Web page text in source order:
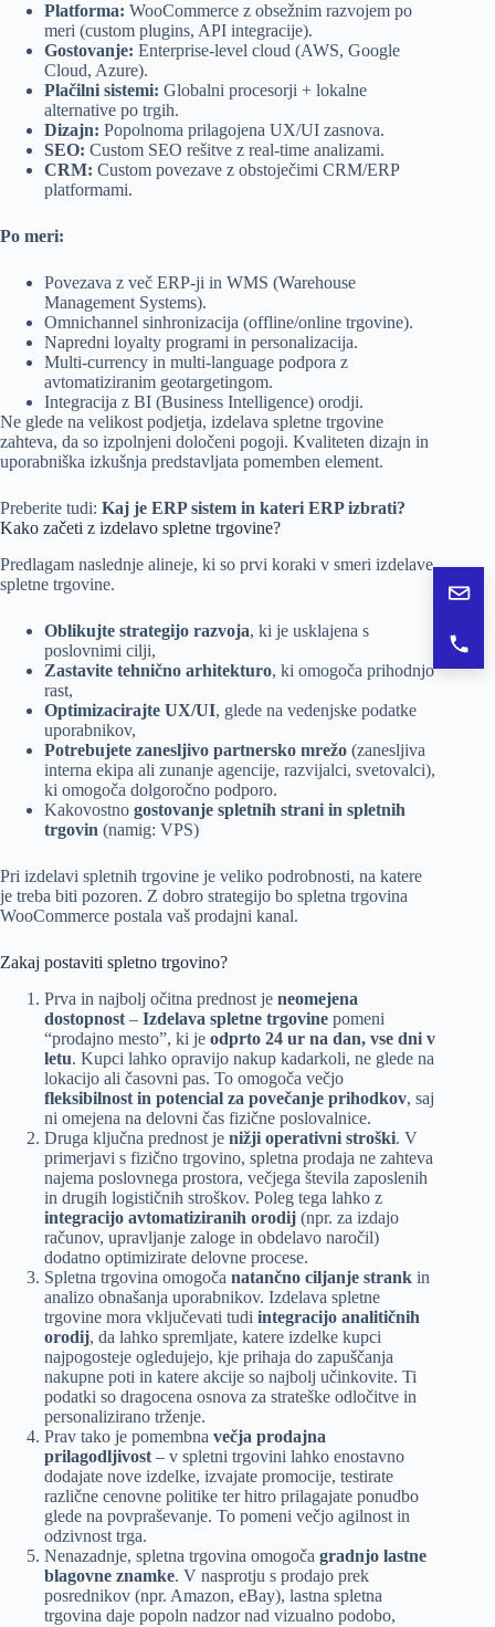
Platforma: WooCommerce z obsežnim razvojem po
meri (custom plugins, API integracije).
Gostovanje: Enterprise-level cloud (AWS, Google
Cloud, Azure).
Plačilni sistemi: Globalni procesorji + lokalne
alternative po trgih.
Dizajn: Popolnoma prilagojena UX/UI zasnova.
SEO: Custom SEO rešitve z real-time analizami.
CRM: Custom povezave z obstoječimi CRM/ERP
platformami.
Po meri:
Povezava z več ERP-ji in WMS (Warehouse
Management Systems).
Omnichannel sinhronizacija (offline/online trgovine).
Napredni loyalty programi in personalizacija.
Multi-currency in multi-language podpora z
avtomatiziranim geotargetingom.
Integracija z BI (Business Intelligence) orodji.
Ne glede na velikost podjetja, izdelava spletne trgovine
zahteva, da so izpolnjeni določeni pogoji. Kvaliteten dizajn in
uporabniška izkušnja predstavljata pomemben element.
Preberite tudi: Kaj je ERP sistem in kateri ERP izbrati?
Kako začeti z izdelavo spletne trgovine?
Predlagam naslednje alineje, ki so prvi koraki v smeri izdelave
spletne trgovine.
Oblikujte strategijo razvoja, ki je usklajena s
poslovnimi cilji,
Zastavite tehnično arhitekturo, ki omogoča prihodnjo
rast,
Optimizacirajte UX/UI, glede na vedenjske podatke
uporabnikov,
Potrebujete zanesljivo partnersko mrežo (zanesljiva
interna ekipa ali zunanje agencije, razvijalci, svetovalci),
ki omogoča dolgoročno podporo.
Kakovostno gostovanje spletnih strani in spletnih
trgovin (namig: VPS)
Pri izdelavi spletnih trgovine je veliko podrobnosti, na katere
je treba biti pozoren. Z dobro strategijo bo spletna trgovina
WooCommerce postala vaš prodajni kanal.
Zakaj postaviti spletno trgovino?
Prva in najbolj očitna prednost je neomejena
dostopnost – Izdelava spletne trgovine pomeni
“prodajno mesto”, ki je odprto 24 ur na dan, vse dni v
letu. Kupci lahko opravijo nakup kadarkoli, ne glede na
lokacijo ali časovni pas. To omogoča večjo
fleksibilnost in potencial za povečanje prihodkov, saj
ni omejena na delovni čas fizične poslovalnice.
Druga ključna prednost je nižji operativni stroški. V
primerjavi s fizično trgovino, spletna prodaja ne zahteva
najema poslovnega prostora, večjega števila zaposlenih
in drugih logističnih stroškov. Poleg tega lahko z
integracijo avtomatiziranih orodij (npr. za izdajo
računov, upravljanje zaloge in obdelavo naročil)
dodatno optimizirate delovne procese.
Spletna trgovina omogoča natančno ciljanje strank in
analizo obnašanja uporabnikov. Izdelava spletne
trgovine mora vključevati tudi integracijo analitičnih
orodij, da lahko spremljate, katere izdelke kupci
najpogosteje ogledujejo, kje prihaja do zapuščanja
nakupne poti in katere akcije so najbolj učinkovite. Ti
podatki so dragocena osnova za strateške odločitve in
personalizirano trženje.
Prav tako je pomembna večja prodajna
prilagodljivost – v spletni trgovini lahko enostavno
dodajate nove izdelke, izvajate promocije, testirate
različne cenovne politike ter hitro prilagajate ponudbo
glede na povpraševanje. To pomeni večjo agilnost in
odzivnost trga.
Nenazadnje, spletna trgovina omogoča gradnjo lastne
blagovne znamke. V nasprotju s prodajo prek
posrednikov (npr. Amazon, eBay), lastna spletna
trgovina daje popoln nadzor nad vizualno podobo,